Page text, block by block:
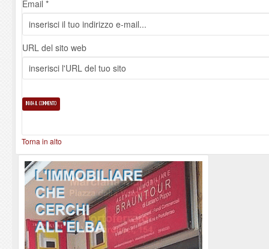
Email *
URL del sito web
Torna in alto